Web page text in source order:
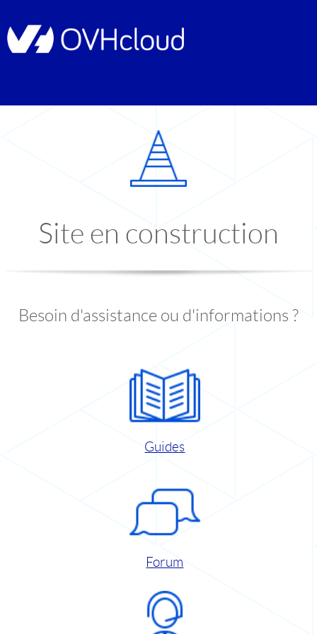
Site en construction
Besoin d'assistance ou d'informations ?
Guides
Forum